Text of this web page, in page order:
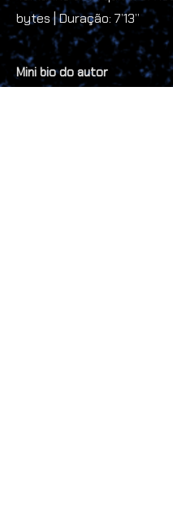
bytes | Duração: 7’13’’
Mini bio do autor